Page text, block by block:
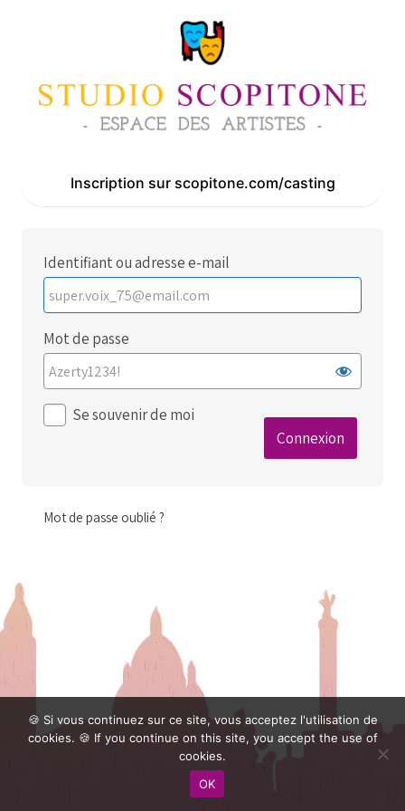
Inscription sur scopitone.com/casting
Identifiant ou adresse e-mail
Mot de passe
Se souvenir de moi
Mot de passe oublié ?
🍪 Si vous continuez sur ce site, vous acceptez l'utilisation de
cookies. 🍪 If you continue on this site, you accept the use of
cookies.
OK